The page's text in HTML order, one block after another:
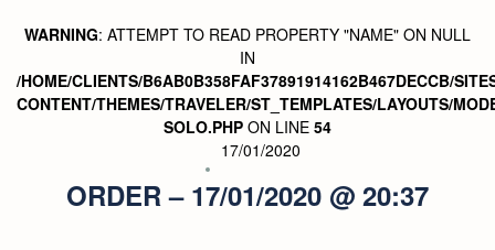
WARNING: ATTEMPT TO READ PROPERTY "NAME" ON NULL
IN
/HOME/CLIENTS/B6AB0B358FAF37891914162B467DECCB/
CONTENT/THEMES/TRAVELER/ST_TEMPLATES/LAYOUTS/
SOLO.PHP ON LINE 54
17/01/2020
ORDER – 17/01/2020 @ 20:37